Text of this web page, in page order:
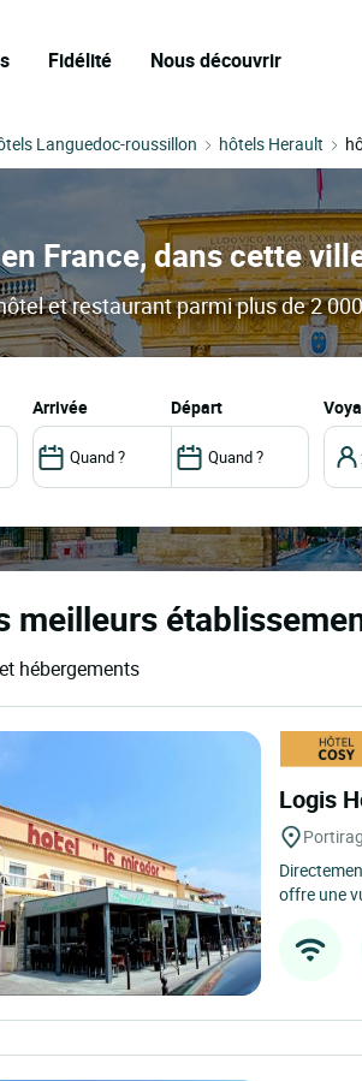
Fidélité Nous découvrir
Languedoc-roussillon hôtels Herault
France, dans cette
et restaurant parmi plus de 2
arrivée départ
meilleurs
hébergements
Logis
offre une